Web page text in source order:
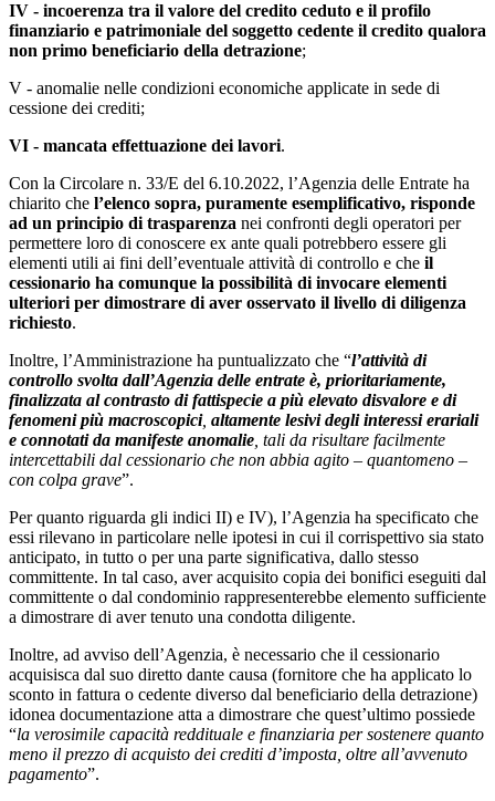
IV - incoerenza tra il valore del credito ceduto e il profilo
finanziario e patrimoniale del soggetto cedente il credito qualora
non primo beneficiario della detrazione;
V - anomalie nelle condizioni economiche applicate in sede di
cessione dei crediti;
VI - mancata effettuazione dei lavori.
Con la Circolare n. 33/E del 6.10.2022, l’Agenzia delle Entrate ha
chiarito che l’elenco sopra, puramente esemplificativo, risponde
ad un principio di trasparenza nei confronti degli operatori per
permettere loro di conoscere ex ante quali potrebbero essere gli
elementi utili ai fini dell’eventuale attività di controllo e che il
cessionario ha comunque la possibilità di invocare elementi
ulteriori per dimostrare di aver osservato il livello di diligenza
richiesto.
Inoltre, l’Amministrazione ha puntualizzato che “l’attività di
controllo svolta dall’Agenzia delle entrate è, prioritariamente,
finalizzata al contrasto di fattispecie a più elevato disvalore e di
fenomeni più macroscopici, altamente lesivi degli interessi erariali
e connotati da manifeste anomalie , tali da risultare facilmente
intercettabili dal cessionario che non abbia agito – quantomeno –
con colpa grave”.
Per quanto riguarda gli indici II) e IV), l’Agenzia ha specificato che
essi rilevano in particolare nelle ipotesi in cui il corrispettivo sia stato
anticipato, in tutto o per una parte significativa, dallo stesso
committente. In tal caso, aver acquisito copia dei bonifici eseguiti dal
committente o dal condominio rappresenterebbe elemento sufficiente
a dimostrare di aver tenuto una condotta diligente.
Inoltre, ad avviso dell’Agenzia, è necessario che il cessionario
acquisisca dal suo diretto dante causa (fornitore che ha applicato lo
sconto in fattura o cedente diverso dal beneficiario della detrazione)
idonea documentazione atta a dimostrare che quest’ultimo possiede
“la verosimile capacità reddituale e finanziaria per sostenere quanto
meno il prezzo di acquisto dei crediti d’imposta, oltre all’avvenuto
pagamento”.